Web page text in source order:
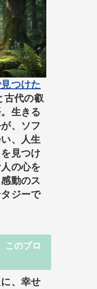
つけた
古代の叡
生きる
、ソフ
、人生
見つけ
の心を
動のス
ジーで
このブロ
、幸せ